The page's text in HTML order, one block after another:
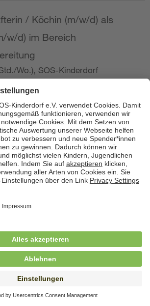
/ Köchin (m/w/d) als
w/d) im Bereich
Wo.), SOS-Kinderdorf
(m/w/d)
20 - max. 30 Std./.Wo.), SOS-
Essen
(m/w/d)
Hagen
(m/w/d) für
Teilzeit (19,25 Std./Wo.),